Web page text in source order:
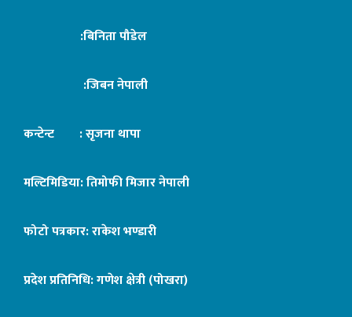
:बिनिता पौडेल
:जिबन नेपाली
कन्टेन्ट : सृजना थापा
मल्टिमिडिया: तिमोफी मिजार नेपाली
फोटो पत्रकार: राकेश भण्डारी
प्रदेश प्रतिनिधि: गणेश क्षेत्री (पोखरा)